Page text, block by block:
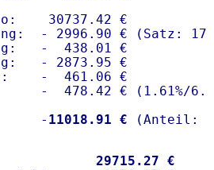
30737.42 €
- 2996.90 € (Satz:
-  438.01 €
- 2873.95 €
-  461.06 €
-  478.42 € ( 1.61%/
- 11018.91 €
29715.27 €